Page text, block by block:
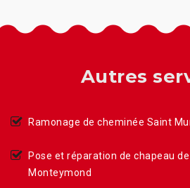
Autres
Ramonage de cheminée Saint
Pose et réparation de chapeau
Monteymond